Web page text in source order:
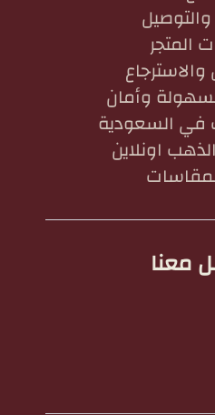
المتجر
والاسترجاع
وأمان
في السعودية
اونلاين
معنا